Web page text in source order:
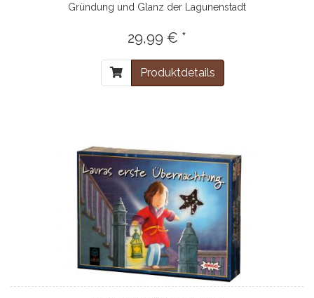
Gründung und Glanz der Lagunenstadt
29,99 € *
Produktdetails